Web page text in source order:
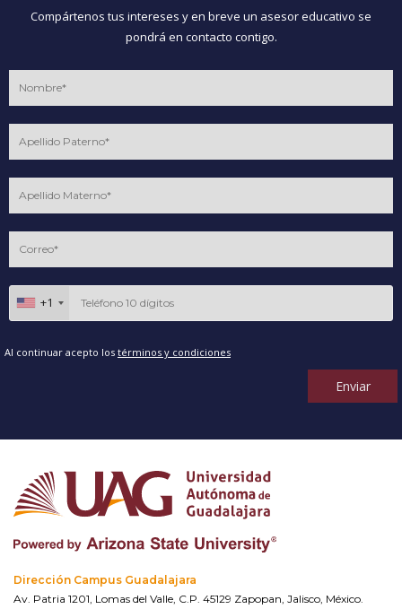
Compártenos tus intereses y en breve un asesor educativo se
pondrá en contacto contigo.
+1
Al continuar acepto los términos y condiciones
Enviar
Dirección Campus Guadalajara
Av. Patria 1201, Lomas del Valle, C.P. 45129 Zapopan, Jalisco, México.